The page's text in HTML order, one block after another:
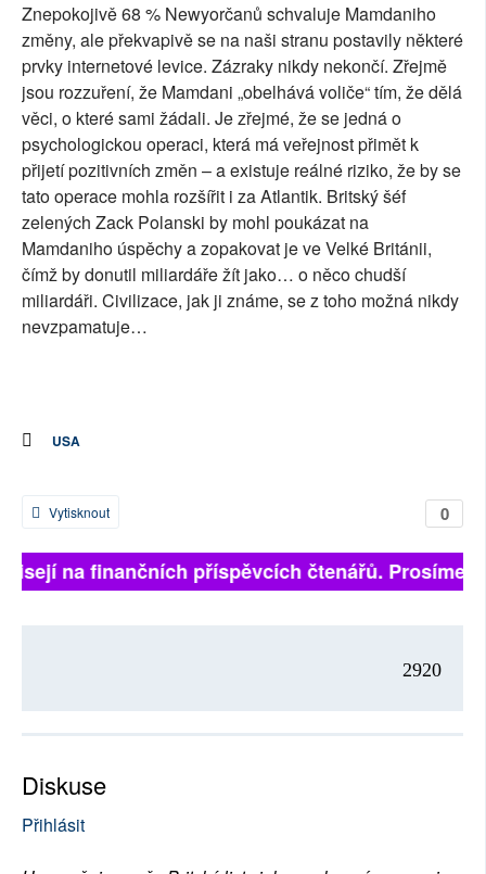
Znepokojivě 68 % Newyorčanů schvaluje Mamdaniho
změny, ale překvapivě se na naši stranu postavily některé
prvky internetové levice. Zázraky nikdy nekončí. Zřejmě
jsou rozzuření, že Mamdani „obelhává voliče“ tím, že dělá
věci, o které sami žádali. Je zřejmé, že se jedná o
psychologickou operaci, která má veřejnost přimět k
přijetí pozitivních změn – a existuje reálné riziko, že by se
tato operace mohla rozšířit i za Atlantik. Britský šéf
zelených Zack Polanski by mohl poukázat na
Mamdaniho úspěchy a zopakovat je ve Velké Británii,
čímž by donutil miliardáře žít jako… o něco chudší
miliardáři. Civilizace, jak ji známe, se z toho možná nikdy
nevzpamatuje…
USA
0
Vytisknout
na finančních příspěvcích čtenářů. Prosíme,
2920
Diskuse
Přihlásit